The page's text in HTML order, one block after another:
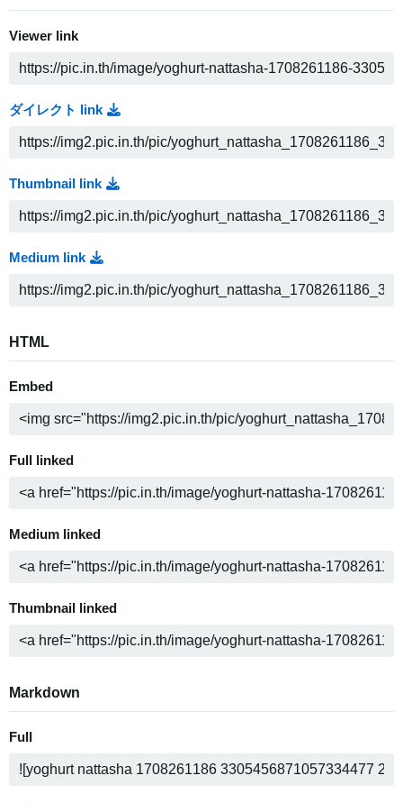
Viewer link
ダイレクト link
Thumbnail link
Medium link
HTML
Embed
Full linked
Medium linked
Thumbnail linked
Markdown
Full